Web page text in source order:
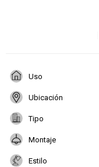
Uso
Ubicación
Tipo
Montaje
Estilo